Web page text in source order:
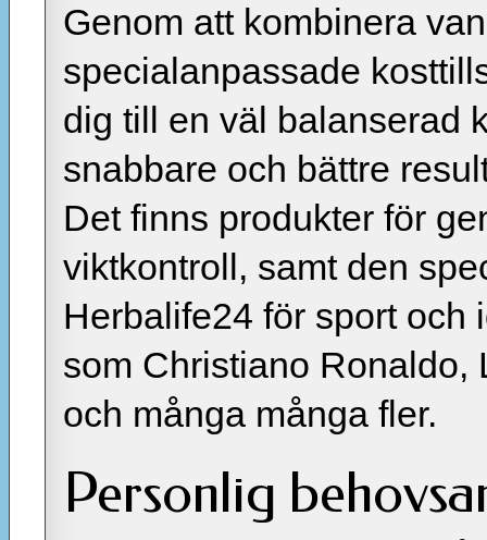
Genom att kombinera
specialanpassade
dig till en väl balanserad
snabbare och bättre
Det finns produkter för
viktkontroll, samt den
Herbalife24 för sport och
som Christiano Ronaldo,
och många många fler.
Personlig